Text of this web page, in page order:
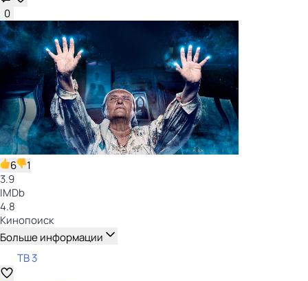
0
6
1
3.9
IMDb
4.8
Кинопоиск
Больше информации
ТВ 3